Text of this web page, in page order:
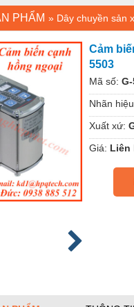
PHẨM » Dây chuyền sản
Cảm
5503
Mã số:
Nhãn
Xuất xứ:
Giá: Liên